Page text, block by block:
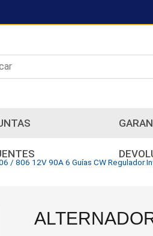
/ 806 12V 90A 6 Guías CW Regulador